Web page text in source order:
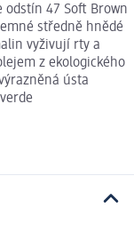
odstín 47 Soft Brown
středně hnědé
vyživují rty a
z ekologického
ústa